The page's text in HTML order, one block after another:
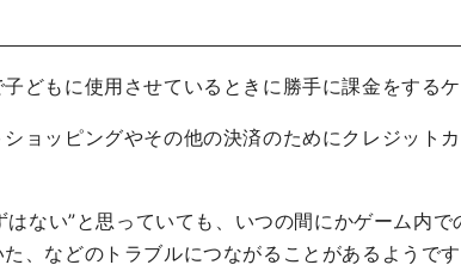
どもに使用させているときに勝手に課金をするケ
ョッピングやその他の決済のためにクレジット
ない”と思っていても、いつの間にかゲーム内
、などのトラブルにつながることがあるようです